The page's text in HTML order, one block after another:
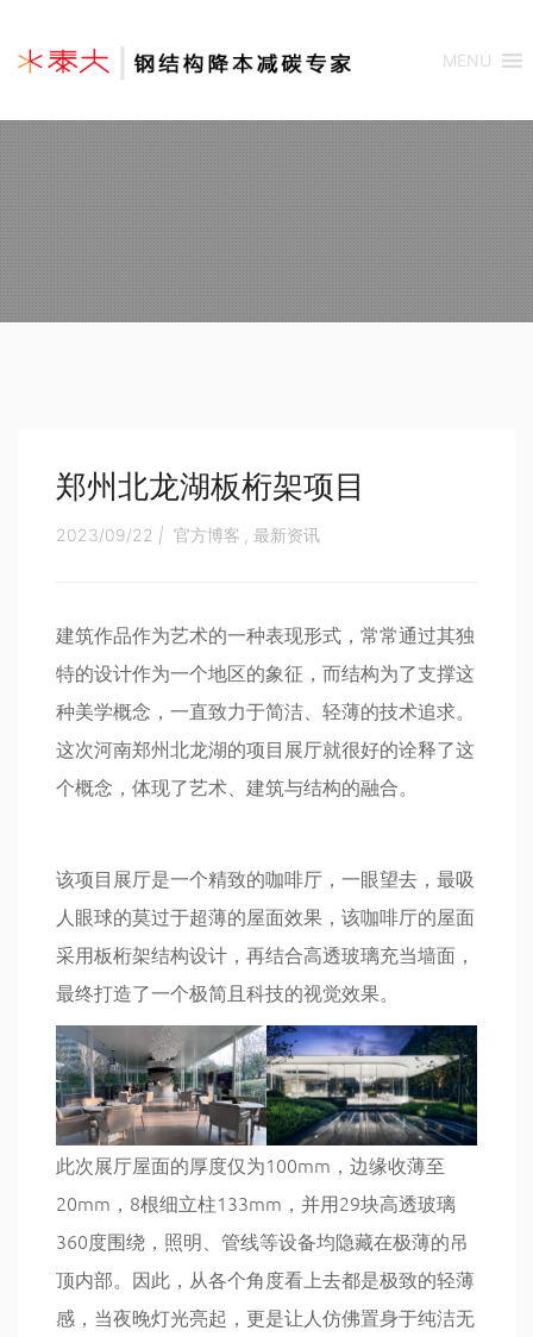
MENU
郑州北龙湖板桁架项目
2023/09/22 | 官方博客 最新资讯
建筑作品作为艺术的一种表现形式，常常通过其独
特的设计作为一个地区的象征，而结构为了支撑这
种美学概念，一直致力于简洁、轻薄的技术追求。
这次河南郑州北龙湖的项目展厅就很好的诠释了这
个概念，体现了艺术、建筑与结构的融合。
该项目展厅是一个精致的咖啡厅，一眼望去，最吸
人眼球的莫过于超薄的屋面效果，该咖啡厅的屋面
采用板桁架结构设计，再结合高透玻璃充当墙面，
最终打造了一个极简且科技的视觉效果。
此次展厅屋面的厚度仅为100mm，边缘收薄至
20mm，8根细立柱133mm，并用29块高透玻璃
360度围绕，照明、管线等设备均隐藏在极薄的吊
顶内部。因此，从各个角度看上去都是极致的轻薄
感，当夜晚灯光亮起，更是让人仿佛置身于纯洁无